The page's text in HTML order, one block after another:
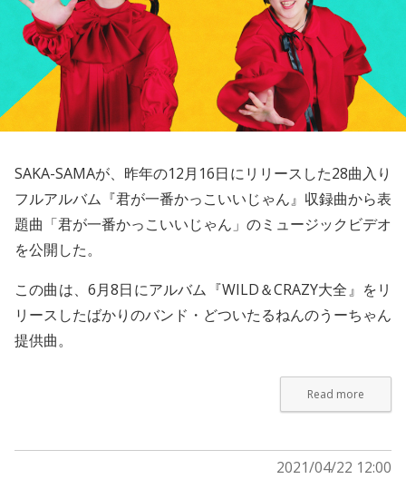
SAKA-SAMAが、昨年の12月16日にリリースした28曲入り
フルアルバム『君が一番かっこいいじゃん』収録曲から表
題曲「君が一番かっこいいじゃん」のミュージックビデオ
を公開した。
この曲は、6月8日にアルバム『WILD＆CRAZY大全』をリ
リースしたばかりのバンド・どついたるねんのうーちゃん
提供曲。
Read more
2021/04/22 12:00